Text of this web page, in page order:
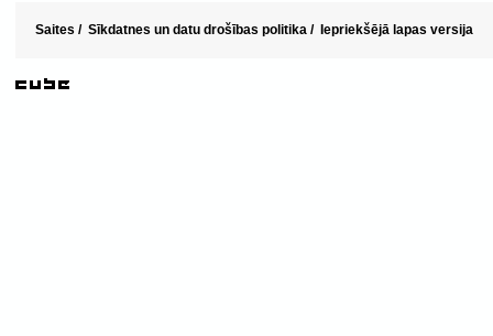
Saites / Sīkdatnes un datu drošības politika / Iepriekšējā lapas versija